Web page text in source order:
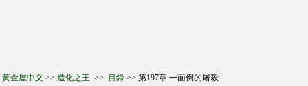
黃金屋中文 >> 造化之王 >> 目錄 >> 第197章 一面倒的屠殺